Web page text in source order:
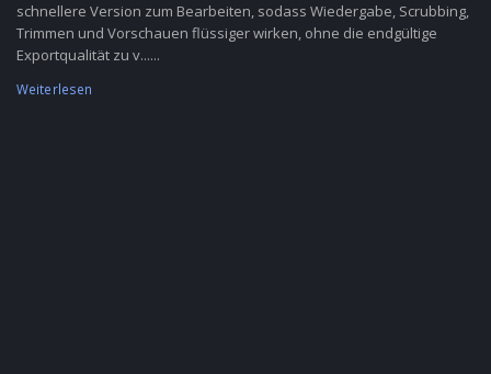
schnellere Version zum Bearbeiten, sodass Wiedergabe, Scrubbing,
Trimmen und Vorschauen flüssiger wirken, ohne die endgültige
Exportqualität zu v......
Weiterlesen